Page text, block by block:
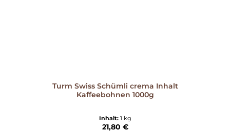
Turm Swiss Schümli crema Inhalt
Kaffeebohnen 1000g
Inhalt: 1 kg
Regulärer Preis:
21,80 €